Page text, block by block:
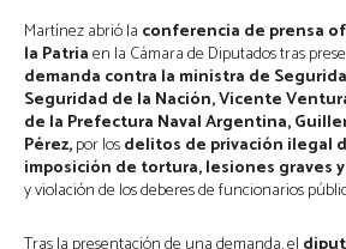
Martínez abrió la conferencia de prensa
la Patriaen la Cámara de Diputados tras
demanda contra la ministra de
Seguridad de la Nación, Vicente
de la Prefectura Naval Argentina​,
Pérez,por losdelitos de privación ilegal
imposición de tortura, lesiones graves
y violación de los deberes de funcionarios